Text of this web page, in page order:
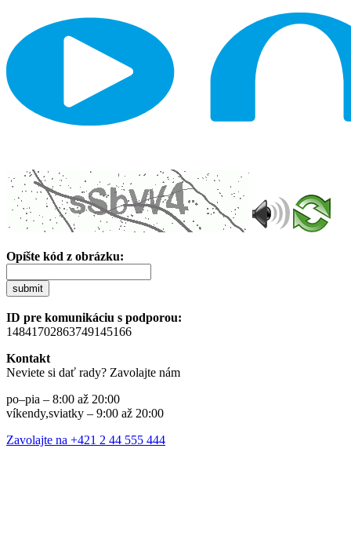
Opíšte kód z obrázku:
submit
ID pre komunikáciu s podporou:
14841702863749145166
Kontakt
Neviete si dať rady? Zavolajte nám
po–pia – 8:00 až 20:00
víkendy,sviatky – 9:00 až 20:00
Zavolajte na +421 2 44 555 444